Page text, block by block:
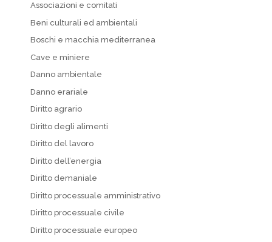
Associazioni e comitati
Beni culturali ed ambientali
Boschi e macchia mediterranea
Cave e miniere
Danno ambientale
Danno erariale
Diritto agrario
Diritto degli alimenti
Diritto del lavoro
Diritto dell’energia
Diritto demaniale
Diritto processuale amministrativo
Diritto processuale civile
Diritto processuale europeo